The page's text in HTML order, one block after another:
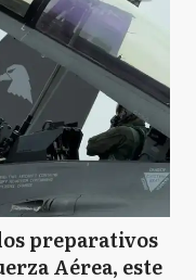
preparativos
Aérea, este